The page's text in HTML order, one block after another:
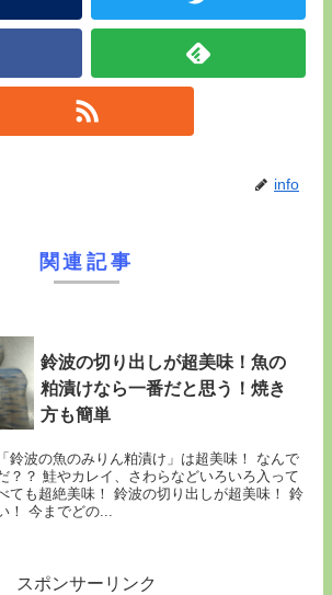
info
関連記事
鈴波の切り出しが超美味！魚の
粕漬けなら一番だと思う！焼き
方も簡単
鈴波の魚のみりん粕漬け」は超美味！ なんで
？？ 鮭やカレイ、さわらなどいろいろ入って
ても超絶美味！ 鈴波の切り出しが超美味！ 鈴
！ 今までどの...
スポンサーリンク